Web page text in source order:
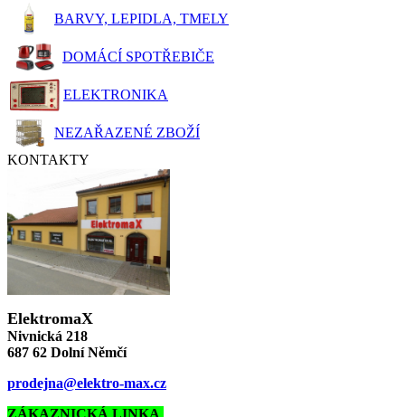
BARVY, LEPIDLA, TMELY
DOMÁCÍ SPOTŘEBIČE
ELEKTRONIKA
NEZAŘAZENÉ ZBOŽÍ
KONTAKTY
ElektromaX
Nivnická 218
687 62 Dolní Němčí
prodejna@elektro-max.cz
ZÁKAZNICKÁ LINKA